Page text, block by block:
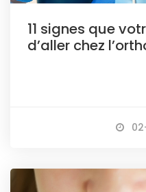
11 signes que
d’aller chez
02-